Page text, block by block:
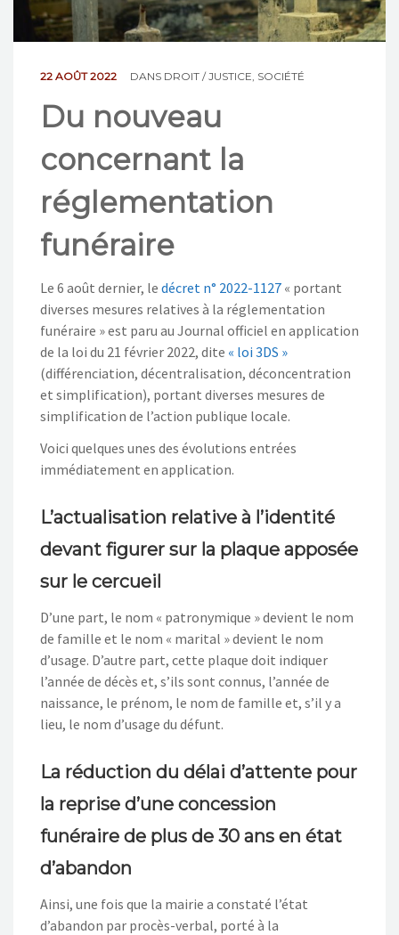
22 AOÛT 2022 DANS DROIT / JUSTICE SOCIÉTÉ
Du nouveau
concernant la
réglementation
funéraire
Le 6 août dernier, le décret n° 2022-1127 « portant
diverses mesures relatives à la réglementation
funéraire » est paru au Journal officiel en application
de la loi du 21 février 2022, dite « loi 3DS »
(différenciation, décentralisation, déconcentration
et simplification), portant diverses mesures de
simplification de l’action publique locale.
Voici quelques unes des évolutions entrées
immédiatement en application.
L’actualisation relative à l’identité
devant figurer sur la plaque apposée
sur le cercueil
D’une part, le nom « patronymique » devient le nom
de famille et le nom « marital » devient le nom
d’usage. D’autre part, cette plaque doit indiquer
l’année de décès et, s’ils sont connus, l’année de
naissance, le prénom, le nom de famille et, s’il y a
lieu, le nom d’usage du défunt.
La réduction du délai d’attente pour
la reprise d’une concession
funéraire de plus de 30 ans en état
d’abandon
Ainsi, une fois que la mairie a constaté l’état
d’abandon par procès-verbal, porté à la